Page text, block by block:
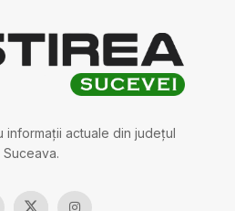
informații actuale din județul
Suceava.